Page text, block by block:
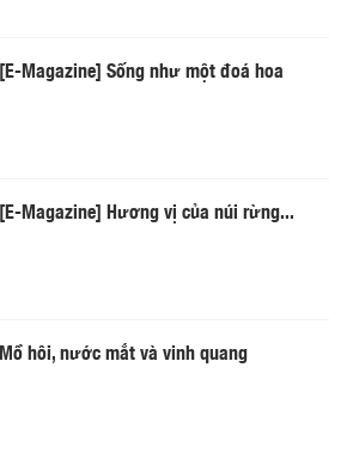
[E-Magazine] Sống như một đoá hoa
[E-Magazine] Hương vị của núi rừng...
Mồ hôi, nước mắt và vinh quang